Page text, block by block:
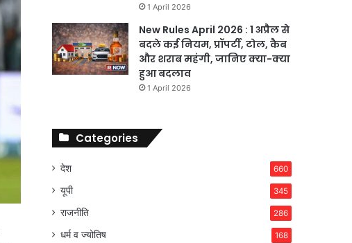
1 April 2026
New Rules April 2026 : 1 अप्रैल से
बदले कई नियम, प्रॉपर्टी, टोल, कैब
और शराब महंगी, जानिए क्या-क्या
हुआ बदलाव
1 April 2026
Categories
देश 660
यूपी 345
राजनीति 286
धर्म व ज्योतिष 168